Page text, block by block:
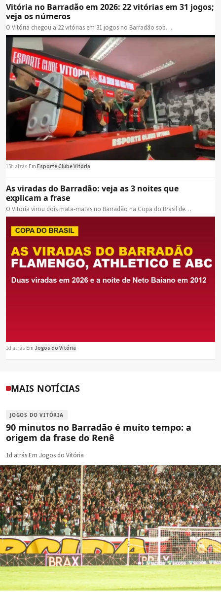
Vitória no Barradão em 2026: 22 vitórias em 31 jogos;
veja os números
O Vitória chegou a 22 vitórias em 31 jogos no Barradão sob…
15h atrás Em Esporte Clube Vitória
As viradas do Barradão: veja as 3 noites que
explicam a frase
O Vitória virou dois mata-matas no Barradão na Copa do Brasil de…
1d atrás Em Jogos do Vitória
MAIS NOTÍCIAS
JOGOS DO VITÓRIA
90 minutos no Barradão é muito tempo: a
origem da frase do Renê
1d atrás·Em Jogos do Vitória